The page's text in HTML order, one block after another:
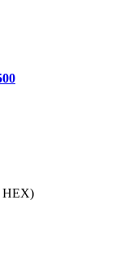
HEX)